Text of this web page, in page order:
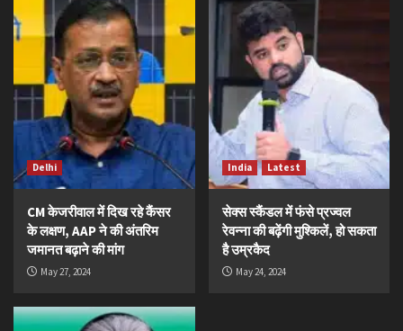
Delhi
CM केजरीवाल में दिख रहे कैंसर
के लक्षण, AAP ने की अंतरिम
जमानत बढ़ाने की मांग
May 27, 2024
India Latest
सेक्स स्कैंडल में फंसे प्रज्वल
रेवन्ना की बढ़ेंगी मुश्किलें, हो सकता
है उम्रकैद
May 24, 2024